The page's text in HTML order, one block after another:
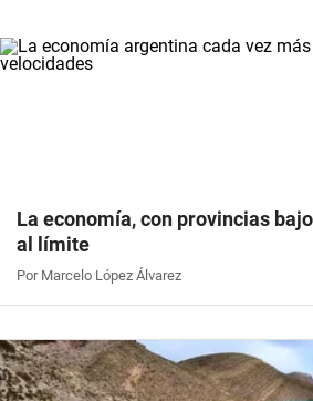
La economía, con provincias
al límite
Por Marcelo López Álvarez